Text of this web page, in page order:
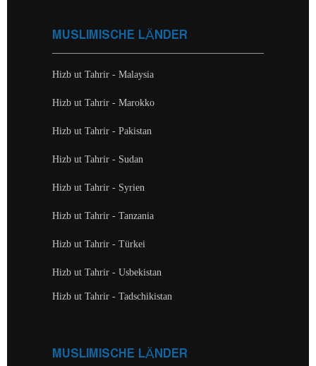
MUSLIMISCHE LÄNDER
Hizb ut Tahrir - Malaysia
Hizb ut Tahrir - Marokko
Hizb ut Tahrir - Pakistan
Hizb ut Tahrir - Sudan
Hizb ut Tahrir - Syrien
Hizb ut Tahrir - Tanzania
Hizb ut Tahrir - Türkei
Hizb ut Tahrir - Usbekistan
Hizb ut Tahrir - Tadschikistan
MUSLIMISCHE LÄNDER